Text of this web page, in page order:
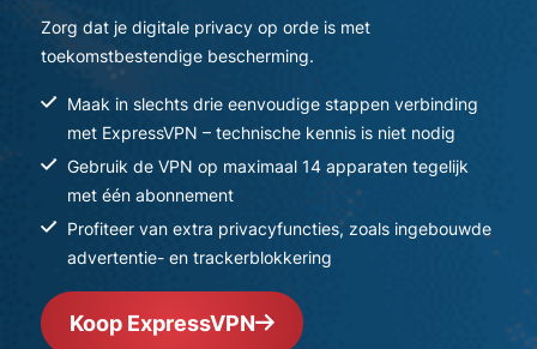
Zorg dat je digitale privacy op orde is met
toekomstbestendige bescherming.
Maak in slechts drie eenvoudige stappen verbinding
met ExpressVPN – technische kennis is niet nodig
Gebruik de VPN op maximaal 14 apparaten tegelijk
met één abonnement
Profiteer van extra privacyfuncties, zoals ingebouwde
advertentie- en trackerblokkering
Koop ExpressVPN